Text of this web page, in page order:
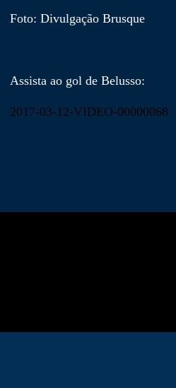
Foto: Divulgação Brusque
Assista ao gol de Belusso:
2017-03-12-VIDEO-00000068